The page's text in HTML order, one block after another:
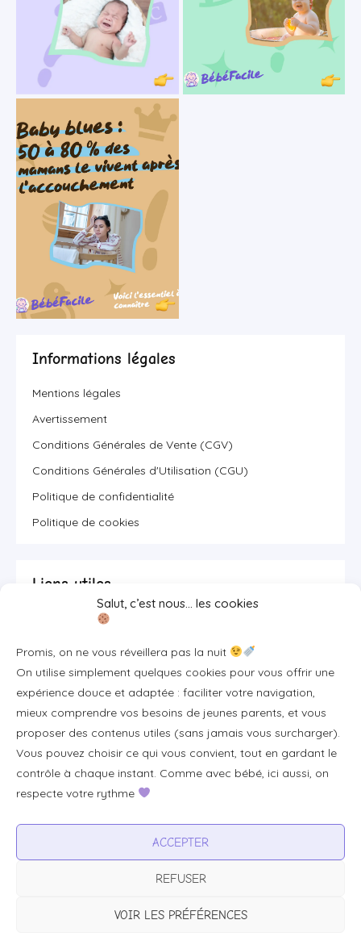
Salut, c’est nous… les cookies
Promis, on ne vous réveillera pas la nuit
On utilise simplement quelques cookies pour vous offrir une
expérience douce et adaptée : faciliter votre navigation,
mieux comprendre vos besoins de jeunes parents, et vous
proposer des contenus utiles (sans jamais vous surcharger).
Vous pouvez choisir ce qui vous convient, tout en gardant le
contrôle à chaque instant. Comme avec bébé, ici aussi, on
respecte votre rythme
ACCEPTER
REFUSER
VOIR LES PRÉFÉRENCES
Informations légales
Mentions légales
Avertissement
Conditions Générales de Vente (CGV)
Conditions Générales d'Utilisation (CGU)
Politique de confidentialité
Politique de cookies
Liens utiles
Se connecter/S'inscrire
FAQ / Livraison & accès
À propos
Plan du site
Tous les articles
Professionnels & partenariats
Visibilité pour votre marque
Proposer un produit ou un service